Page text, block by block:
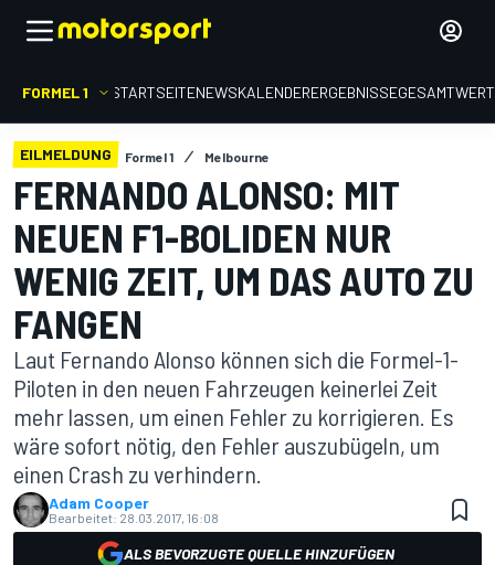
FORMEL 1 STARTSEITENEWSKALENDERERGEBNISSE
EILMELDUNG Formel 1 Melbourne
FERNANDO ALONSO: MIT
NEUEN F1-BOLIDEN NUR
WENIG ZEIT, UM DAS AUTO ZU
FANGEN
Laut Fernando Alonso können sich die Formel-1-
Piloten in den neuen Fahrzeugen keinerlei Zeit
mehr lassen, um einen Fehler zu korrigieren. Es
wäre sofort nötig, den Fehler auszubügeln, um
einen Crash zu verhindern.
Adam Cooper
Bearbeitet: 28.03.2017, 16:08
ALS BEVORZUGTE QUELLE HINZUFÜGEN